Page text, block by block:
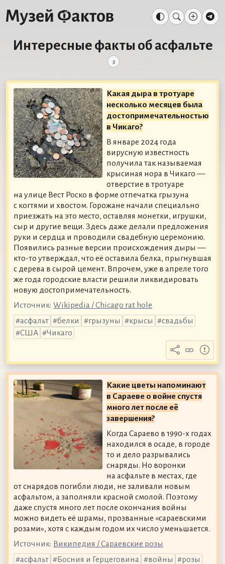
Интересные факты об асфальте
3
Какая дыра в тротуаре
несколько месяцев была
достопримечательностью
в Чикаго?
В январе 2024 года
вирусную известность
получила так называемая
крысиная нора в Чикаго —
отверстие в тротуаре
на улице Вест Роско в форме отпечатка грызуна
с когтями и хвостом. Горожане начали специально
приезжать на это место, оставляя монетки, игрушки,
сыр и другие вещи. Здесь даже делали предложения
руки и сердца и проводили свадебную церемонию.
Появились разные версии происхождения дыры —
кто-то утверждал, что её оставила белка, прыгнувшая
с дерева в сырой цемент. Впрочем, уже в апреле того
же года городские власти решили ликвидировать
новую достопримечательность.
Источник: Wikipedia / Chicago rat hole
асфальт
белки грызуны крысы
свадьбы
США
Чикаго
Какие цветы напоминают
в Сараеве о войне спустя
много лет после её
завершения?
Когда Сараево в 1990-х годах
находился в осаде, в городе
то и дело разрывались
снаряды. Но воронки
на асфальте в местах, где
от снарядов погибли люди, не заливали новым
асфальтом, а заполняли красной смолой. Поэтому
даже спустя много лет после окончания войны
можно видеть её шрамы, прозванные «сараевскими
розами», хотя с каждым годом их число уменьшается.
Источник: Википедия / Сараевские розы
асфальт
Босния и Герцеговина войны
розы